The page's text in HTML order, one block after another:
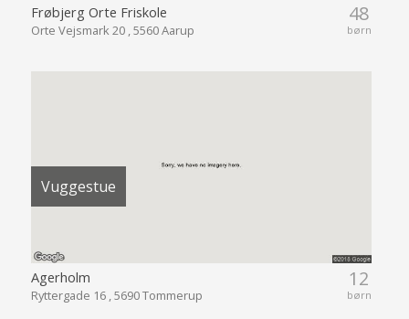
48
børn
Frøbjerg Orte Friskole
Orte Vejsmark 20 , 5560 Aarup
Vuggestue
12
børn
Agerholm
Ryttergade 16 , 5690 Tommerup